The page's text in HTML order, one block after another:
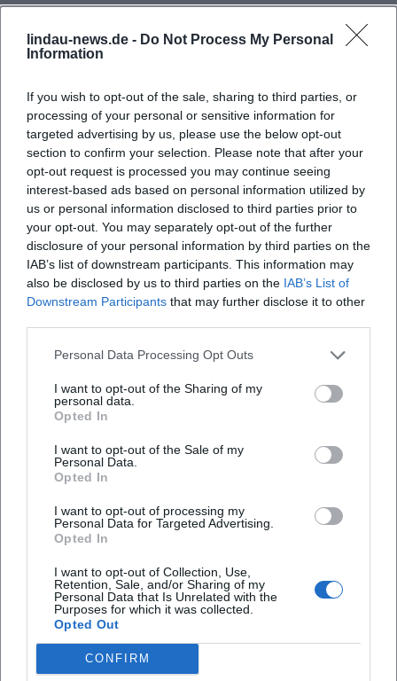
lindau-news.de - Do Not Process My Personal
Information
If you wish to opt-out of the sale, sharing to third parties, or
processing of your personal or sensitive information for
targeted advertising by us, please use the below opt-out
section to confirm your selection. Please note that after your
opt-out request is processed you may continue seeing
interest-based ads based on personal information utilized by
us or personal information disclosed to third parties prior to
your opt-out. You may separately opt-out of the further
disclosure of your personal information by third parties on the
IAB’s list of downstream participants. This information may
also be disclosed by us to third parties on the IAB’s List of
Downstream Participants that may further disclose it to other
Personal Data Processing Opt Outs
I want to opt-out of the Sharing of my
personal data.
Opted In
I want to opt-out of the Sale of my
Personal Data.
Opted In
I want to opt-out of processing my
Personal Data for Targeted Advertising.
Opted In
I want to opt-out of Collection, Use,
Retention, Sale, and/or Sharing of my
Personal Data that Is Unrelated with the
Purposes for which it was collected.
Opted Out
CONFIRM
anhaltende kulturelle Wirkung.
Stilanalyse: Komposition, Arrangement, Produktion
Reitz arbeitet konsequent aus dem Material:
gesetzt; Montage modelliert Zeiterfahrung; Ton und Musik
sind dramaturgische Kräfte, keine bloße Illustration. Seine
Kompositionen setzen auf Wiederkehr und Variation, auf
Themenarbeit im Sinne motivischer Netzwerke – Figuren,
Orte, Jahreszeiten bilden wiedererkennbare Leitmotive. In
der Produktion favorisiert er langfristige Entwicklungen
und enge Kollaborationen, die Kontinuität sichern und ein
„Ensemblegefühl“ vor und hinter der Kamera schaffen.
Diese künstlerische Entwicklung manifestiert sich in einer
Handschrift, die über Jahrzehnte identifizierbar bleibt und
doch jede Epoche neu befragt.
Kultureller Einfluss und Rezeption
Die Heimat-Reihe prägte das Verständnis seriellen
fundamental. Kritiken hoben den Mut zur Dauer, zur
Provinz als Bühne des Allgemeingültigen und zur
Generationen von Filmemachern und fand in Akademien,
Festivals und Feuilletons eine breite Autorisierung – sein
und für einen reflektierten Umgang mit deutscher
Geschichte. Preise wie der Deutsche Filmpreis,
internationale Festival-Ehrungen, die Berlinale Kamera
2024 und jüngste Tribute belegen die Autorität seines
Œuvres.
Lehre, Stiftung, Restaurierung: Pflege des filmischen
Gedächtnisses
Als Professor und Mentor verbindet Reitz Praxis und